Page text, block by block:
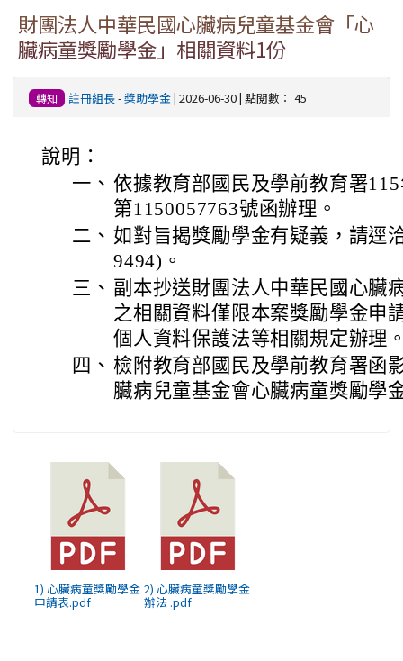
財團法人中華民國心臟病兒童基金會「心
臟病童獎勵學金」相關資料1份
轉知 註冊組長-獎助學金| 2026-06-30 | 點閱數： 45
說明：
一、 依據教育部國民及學前教育署
第1150057763號函辦理。
二、 如對旨揭獎勵學金有疑義，請逕
9494)。
三、 副本抄送財團法人中華民國心臟
之相關資料僅限本案獎勵學金申
個人資料保護法等相關規定辦理
四、 檢附教育部國民及學前教育署函
臟病兒童基金會心臟病童獎勵學
1) 心臟病童獎勵學金
申請表.pdf
2) 心臟病童獎勵學金
辦法 .pdf